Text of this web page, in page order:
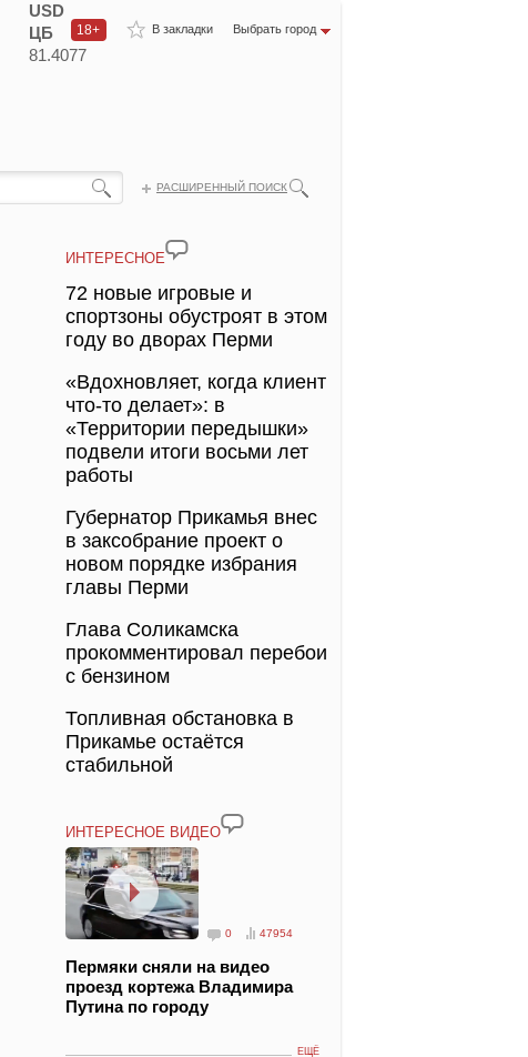
В закладки Выбрать город
18+
USD
ЦБ
81.4077
РАСШИРЕННЫЙ ПОИСК
ИНТЕРЕСНОЕ
72 новые игровые и
спортзоны обустроят в этом
году во дворах Перми
«Вдохновляет, когда клиент
что-то делает»: в
«Территории передышки»
подвели итоги восьми лет
работы
Губернатор Прикамья внес
в заксобрание проект о
новом порядке избрания
главы Перми
Глава Соликамска
прокомментировал перебои
с бензином
Топливная обстановка в
Прикамье остаётся
стабильной
ИНТЕРЕСНОЕ ВИДЕО
0 47954
Пермяки сняли на видео
проезд кортежа Владимира
Путина по городу
ЕЩЁ